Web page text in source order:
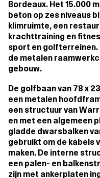
Bordeaux. Het 15.000
beton op zes niveaus
klimruimte, een
krachttraining en
sport en golfterreinen.
de metalen
gebouw.
De golfbaan van 78 x
een metalen
een structuur van
en met een algemeen
gladde dwarsbalken
gebruikt om de kabels
maken. De interne
een palen- en
zijn met ankerplaten